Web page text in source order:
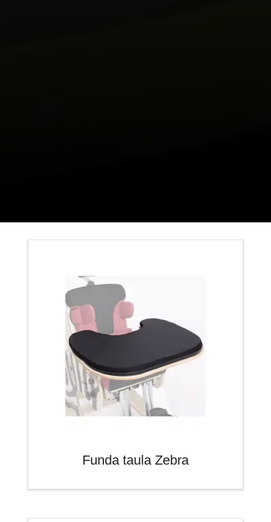
Funda taula Zebra